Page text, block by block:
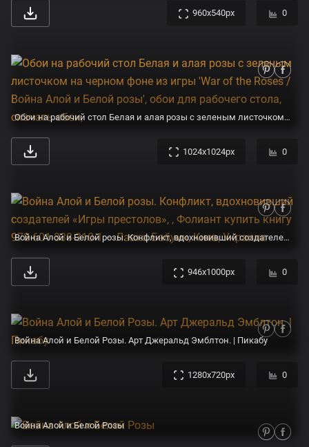
960x540px 0
Обои на рабочий стол Белая и алая розы с зеленым листочком на черном фоне из игры 'War of the Roses / Война Алой и Белой розы', обои для рабочего стола, скачать обои,
1024x1024px 0
Война Алой и Белой розы. Конфликт, вдохновивший создателей «Игры престолов», , Фолиант купить книгу 978-601-338-310-1 – Лавка Бабуин, Киев, Украина
946x1000px 0
Война Алой и Белой Розы. Арт Джеральд Эмблтон. | Пикабу
1280x720px 0
Война Алой и Белой Розы